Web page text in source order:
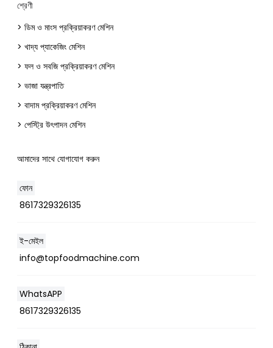
শ্রেণী
> ডিম ও মাংস প্রক্রিয়াকরণ মেশিন
> খাদ্য প্যাকেজিং মেশিন
> ফল ও সবজি প্রক্রিয়াকরণ মেশিন
> ভাজা যন্ত্রপাতি
> বাদাম প্রক্রিয়াকরণ মেশিন
> পেস্ট্রি উৎপাদন মেশিন
আমাদের সাথে যোগাযোগ করুন
ফোন
8617329326135
ই-মেইল
info@topfoodmachine.com
WhatsAPP
8617329326135